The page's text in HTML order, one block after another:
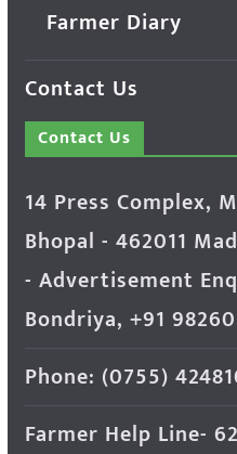
Farmer Diary
Contact Us
Contact Us
14 Press Complex,
Bhopal - 462011
- Advertisement
Bondriya, +91
Phone: (0755)
Farmer Help Line-